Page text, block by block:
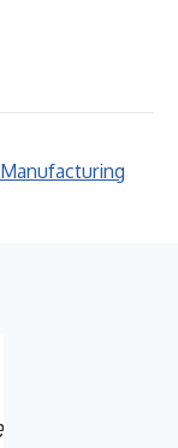
Manufacturing